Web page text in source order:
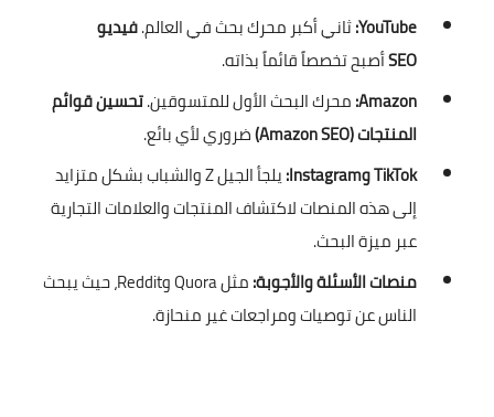
YouTube: ثاني أكبر محرك بحث في العالم.فيديو
SEOأصبح تخصصاً قائماً بذاته.
Amazon: محرك البحث الأول للمتسوقين.تحسين قوائم
المنتجات (Amazon SEO)
ضروري لأي بائع.
TikTok وInstagram:
يلجأ الجيل Z والشباب بشكل متزايد
إلى هذه المنصات لاكتشاف المنتجات والعلامات التجارية
عبر ميزة البحث.
منصات الأسئلة والأجوبة:
مثل Quora وReddit، حيث يبحث
الناس عن توصيات ومراجعات غير منحازة.